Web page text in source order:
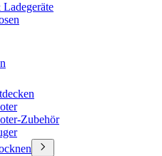
Zubehör